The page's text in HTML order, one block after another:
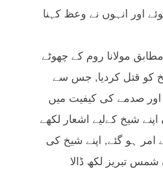
اور انہوں نے وعظ کہنا
مولانا روم کے چھوٹے
کو قتل کردیا, جس سے
صدمے کی کیفیت میں
شیخ کےلیے اشعار لکھے
امر ہو گئے, اپنے شیخ کی
تبریز لکھ ڈالا